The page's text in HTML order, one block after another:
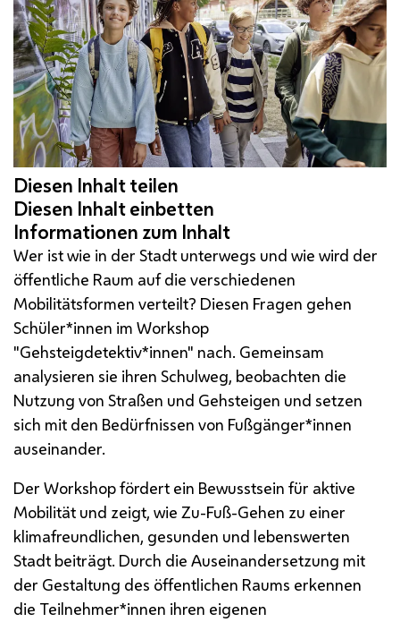
Wer ist wie in der Stadt unterwegs und wie wird der
öffentliche Raum auf die verschiedenen
Mobilitätsformen verteilt? Diesen Fragen gehen
Schüler*innen im Workshop
"Gehsteigdetektiv*innen" nach. Gemeinsam
analysieren sie ihren Schulweg, beobachten die
Nutzung von Straßen und Gehsteigen und setzen
sich mit den Bedürfnissen von Fußgänger*innen
auseinander.
Der Workshop fördert ein Bewusstsein für aktive
Mobilität und zeigt, wie Zu-Fuß-Gehen zu einer
klimafreundlichen, gesunden und lebenswerten
Stadt beiträgt. Durch die Auseinandersetzung mit
der Gestaltung des öffentlichen Raums erkennen
die Teilnehmer*innen ihren eigenen